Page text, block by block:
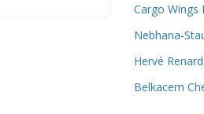
Cargo Wings
Nebhana-
Hervé Renard
Belkacem